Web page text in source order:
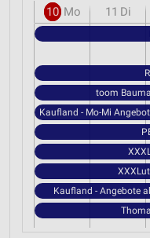
10 Mo 11 Di
toom
Kaufland - Mo-Mi
Kaufland - Angebote